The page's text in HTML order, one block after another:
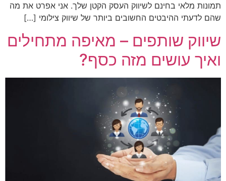
תמונות מלאי בחינם לשיווק העסק הקטן שלך. אני אפרט את מה
שהם לדעתי ההיבטים החשובים ביותר של שיווק צילומי […]
שיווק שותפים – מאיפה מתחילים
ואיך עושים מזה כסף?